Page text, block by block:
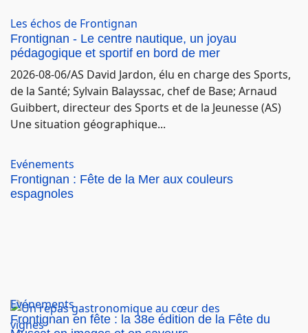
Les échos de Frontignan
Frontignan - Le centre nautique, un joyau
pédagogique et sportif en bord de mer
2026-08-06/AS David Jardon, élu en charge des Sports,
de la Santé; Sylvain Balayssac, chef de Base; Arnaud
Guibbert, directeur des Sports et de la Jeunesse (AS)
Une situation géographique...
Evénements
Frontignan : Fête de la Mer aux couleurs
espagnoles
Evénements
Frontignan en fête : la 38e édition de la Fête du